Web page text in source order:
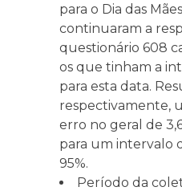
para o Dia das
continuaram a
questionário 608
os que tinham a
para esta data.
respectivamente,
erro no geral de
para um intervalo
95%.
Período da